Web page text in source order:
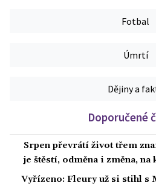
Fotbal
Úmrtí
Dějiny a
Doporučené
Srpen převrátí život třem
je štěstí, odměna i změna,
Vyřízeno: Fleury už si stihl s